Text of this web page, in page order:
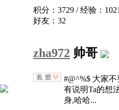
积分：3729 / 经验：
好友：32
zha972 帅哥
#@^%$ 大家
有说明Ta的想
身,哈哈...